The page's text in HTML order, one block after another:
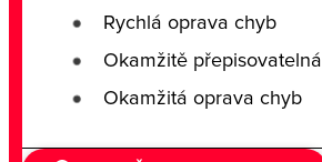
Rychlá oprava chyb
Okamžitě přepisovatelná
Okamžitá oprava chyb